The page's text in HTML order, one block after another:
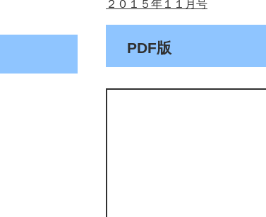
２０１５年１１月号
PDF版